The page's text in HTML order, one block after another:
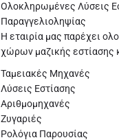
Ολοκληρωμένες Λύσεις
Παραγγελιοληψίας
Η εταιρία μας παρέχει
χώρων μαζικής εστίασης
Ταμειακές Μηχανές
Λύσεις Εστίασης
Αριθμομηχανές
Ζυγαριές
Ρολόγια Παρουσίας